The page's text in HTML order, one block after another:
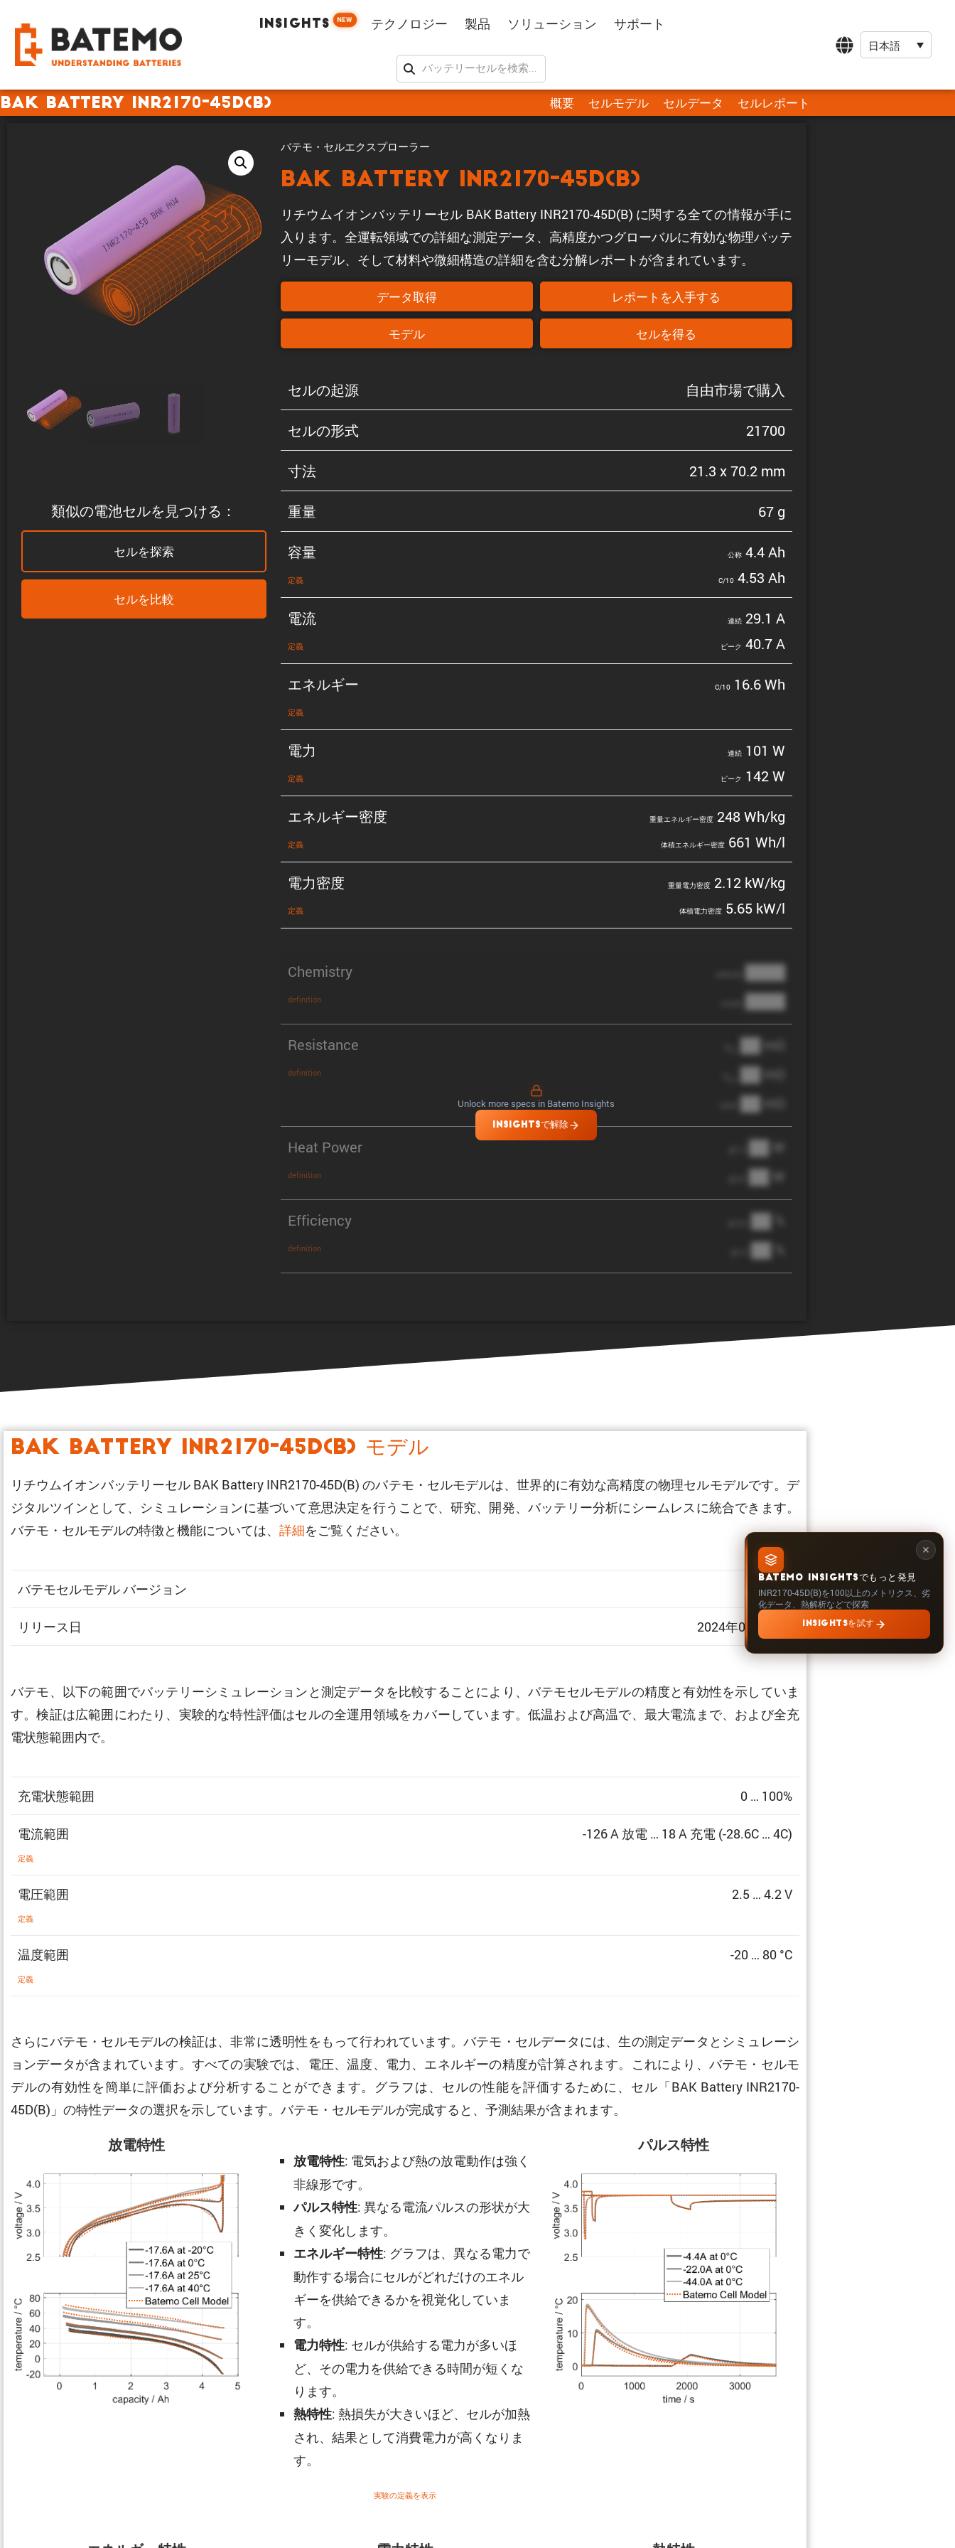
INSIGHTS NEW テクノロジー 製品 ソリューション サポート
日本語
BAK Battery INR2170-45D(B) 概要 セルモデル セルデータ セルレポート
類似の電池セルを見つける：
セルを探索
セルを比較
バテモ・セルエクスプローラー
BAK Battery INR2170-45D(B)
リチウムイオンバッテリーセル BAK Battery INR2170-45D(B) に関する全ての情報が手に
入ります。全運転領域での詳細な測定データ、高精度かつグローバルに有効な物理バッテ
リーモデル、そして材料や微細構造の詳細を含む分解レポートが含まれています。
データ取得 レポートを入手する
モデル セルを得る
セルの起源 自由市場で購入
セルの形式 21700
寸法 21.3 x 70.2 mm
重量 67 g
容量
定義
公称4.4 Ah
C/10 4.53 Ah
電流
定義
連続29.1 A
ピーク 40.7 A
エネルギー
定義
C/10 16.6 Wh
電力
定義
連続101 W
ピーク 142 W
エネルギー密度
定義
重量エネルギー密度248 Wh/kg
体積エネルギー密度661 Wh/l
電力密度
定義
重量電力密度2.12 kW/kg
体積電力密度5.65 kW/l
Chemistry
definition
████
████
Resistance
definition
██ mΩ
██ mΩ
██ mΩ
Heat Power
definition
██ W
██ W
Efficiency
definition
██ %
██ %
Unlock more specs in Batemo Insights
INSIGHTSで解除
BATEMO INSIGHTSでもっと発見
INR2170-45D(B)を100以上のメトリクス、劣
化データ、熱解析などで探索
INSIGHTSを試す
BAK Battery INR2170-45D(B) モデル
リチウムイオンバッテリーセル BAK Battery INR2170-45D(B) のバテモ・セルモデルは、世界的に有効な高精度の物理セルモデルです。デ
ジタルツインとして、シミュレーションに基づいて意思決定を行うことで、研究、開発、バッテリー分析にシームレスに統合できます。
バテモ・セルモデルの特徴と機能については、 詳細をご覧ください。
バテモセルモデル バージョン 1.513
リリース日 2024年09月30日
バテモ、以下の範囲でバッテリーシミュレーションと測定データを比較することにより、バテモセルモデルの精度と有効性を示していま
す。検証は広範囲にわたり、実験的な特性評価はセルの全運用領域をカバーしています。低温および高温で、最大電流まで、および全充
電状態範囲内で。
充電状態範囲 0 … 100%
電流範囲
定義
-126 A 放電 … 18 A 充電 (-28.6C … 4C)
電圧範囲
定義
2.5 … 4.2 V
温度範囲
定義
-20 … 80 °C
さらにバテモ・セルモデルの検証は、非常に透明性をもって行われています。バテモ・セルデータには、生の測定データとシミュレーシ
ョンデータが含まれています。すべての実験では、電圧、温度、電力、エネルギーの精度が計算されます。これにより、バテモ・セルモ
デルの有効性を簡単に評価および分析することができます。グラフは、セルの性能を評価するために、セル「BAK Battery INR2170-
45D(B)」の特性データの選択を示しています。バテモ・セルモデルが完成すると、予測結果が含まれます。
放電特性
放電特性: 電気および熱の放電動作は強く
非線形です。
パルス特性: 異なる電流パルスの形状が大
きく変化します。
エネルギー特性: グラフは、異なる電力で
動作する場合にセルがどれだけのエネル
ギーを供給できるかを視覚化していま
す。
電力特性: セルが供給する電力が多いほ
ど、その電力を供給できる時間が短くな
ります。
熱特性: 熱損失が大きいほど、セルが加熱
され、結果として消費電力が高くなりま
す。
パルス特性
実験の定義を表示